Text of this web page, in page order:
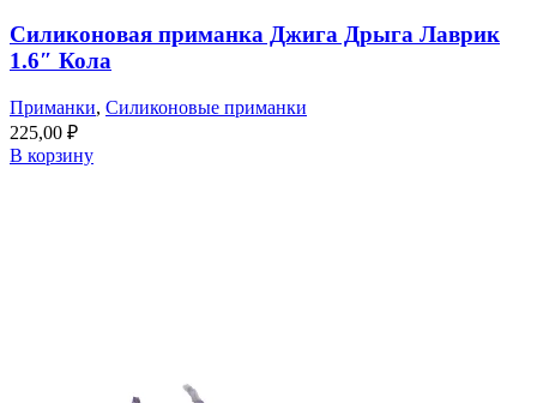
Силиконовая приманка Джига Дрыга Лаврик
1.6″ Кола
Приманки, Силиконовые приманки
225,00 ₽
В корзину